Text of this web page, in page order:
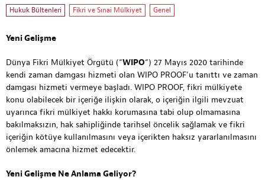
Hukuk Bültenleri Fikri ve Sınai Mülkiyet Genel
Yeni Gelişme
Dünya Fikri Mülkiyet Örgütü (“WIPO“) 27 Mayıs 2020 tarihinde
kendi zaman damgası hizmeti olan WIPO PROOF’u tanıttı ve zaman
damgası hizmeti vermeye başladı. WIPO PROOF, fikri mülkiyete
konu olabilecek bir içeriğe ilişkin olarak, o içeriğin ilgili mevzuat
uyarınca fikri mülkiyet hakkı korumasına tabi olup olmamasına
bakılmaksızın, hak sahipliğinde tarihsel öncelik sağlamak ve fikri
içeriğin kötüye kullanılmasını veya içerikten haksız yararlanılmasını
önlemek amacına hizmet edecektir.
Yeni Gelişme Ne Anlama Geliyor?